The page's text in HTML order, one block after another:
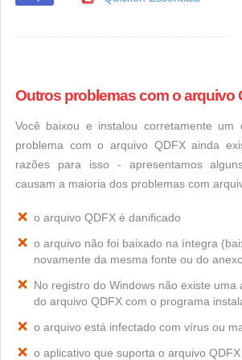
Outros problemas com o arquivo
Você baixou e instalou corretamente um
problema com o arquivo QDFX ainda
razões para isso - apresentamos
causam a maioria dos problemas com
o arquivo QDFX é danificado
o arquivo não foi baixado na íntegra
novamente da mesma fonte ou do
No registro do Windows não existe uma
do arquivo QDFX com o programa
o arquivo está infectado com vírus ou
o aplicativo que suporta o arquivo